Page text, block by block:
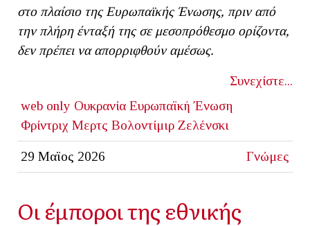
στο πλαίσιο της Ευρωπαϊκής Ένωσης, πριν από
την πλήρη ένταξή της σε μεσοπρόθεσμο ορίζοντα,
δεν πρέπει να απορριφθούν αμέσως.
Συνεχίστε...
web only Ουκρανία Ευρωπαϊκή Ένωση
Φρίντριχ Μερτς Βολοντίμιρ Ζελένσκι
29 Μαϊος 2026 Γνώμες
Οι έμποροι της εθνικής